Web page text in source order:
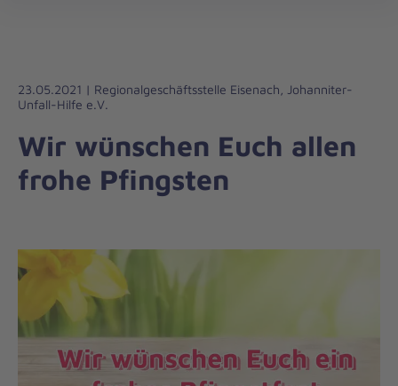
Liebe
zum
23.05.2021 | Regionalgeschäftsstelle Eisenach, Johanniter-
Unfall-Hilfe e.V.
Wir wünschen Euch allen
frohe Pfingsten